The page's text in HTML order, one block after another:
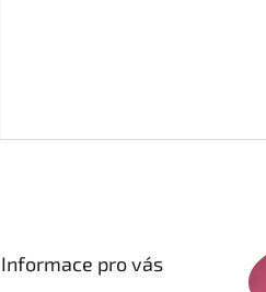
Informace pro vás